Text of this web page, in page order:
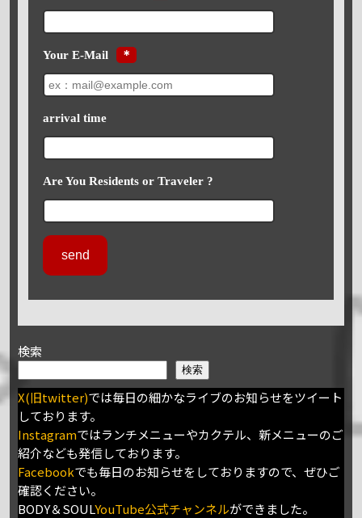
Your E-Mail ＊
arrival time
Are You Residents or Traveler ?
検索
検索
X(旧twitter)では毎日の細かなライブのお知らせをツイート
しております。
Instagramではランチメニューやカクテル、新メニューのご
紹介なども発信しております。
Facebookでも毎日のお知らせをしておりますので、ぜひご
確認ください。
BODY＆SOULYouTube公式チャンネルができました。